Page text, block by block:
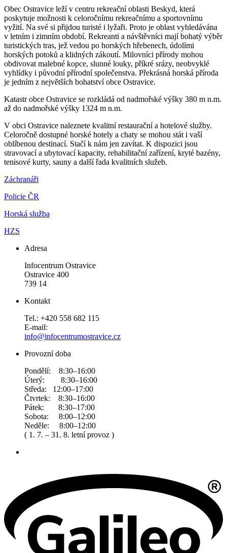
Obec Ostravice leží v centru rekreační oblasti Beskyd, která
poskytuje možnosti k celoročnímu rekreačnímu a sportovnímu
vyžití. Na své si přijdou turisté i lyžaři. Proto je oblast vyhledávána
v letním i zimním období. Rekreanti a návštěvníci mají bohatý výběr
turistických tras, jež vedou po horských hřebenech, údolími
horských potoků a klidných zákoutí. Milovníci přírody mohou
obdivovat malebné kopce, slunné louky, příkré srázy, neobvyklé
vyhlídky i původní přírodní společenstva. Překrásná horská příroda
je jedním z největších bohatství obce Ostravice.
Katastr obce Ostravice se rozkládá od nadmořské výšky 380 m n.m.
až do nadmořské výšky 1324 m n.m.
V obci Ostravice naleznete kvalitní restaurační a hotelové služby.
Celoročně dostupné horské hotely a chaty se mohou stát i vaší
oblíbenou destinací. Stačí k nám jen zavítat. K dispozici jsou
stravovací a ubytovací kapacity, rehabilitační zařízení, kryté bazény,
tenisové kurty, sauny a další řada kvalitních služeb.
Záchranáři
Policie ČR
Horská služba
HZS
Adresa
Infocentrum Ostravice
Ostravice 400
739 14
Kontakt
Tel.: +420 558 682 115
E-mail:
info@infocentrumostravice.cz
Provozní doba
Pondělí: 8:30–16:00
Úterý: 8:30–16:00
Středa: 12:00–17:00
Čtvrtek: 8:30–16:00
Pátek: 8:30–17:00
Sobota: 8:00–12:00
Neděle: 8:00–12:00
( 1. 7. – 31. 8. letní provoz )